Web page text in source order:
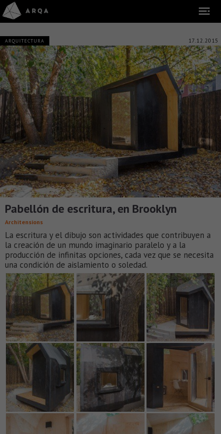
ARQUITECTURA 17.12.2015
Pabellón de escritura, en Brooklyn
Architensions
La escritura y el dibujo son actividades que contribuyen a
la creación de un mundo imaginario paralelo y a la
producción de infinitas opciones, cada vez que se necesita
una condición de aislamiento o soledad.